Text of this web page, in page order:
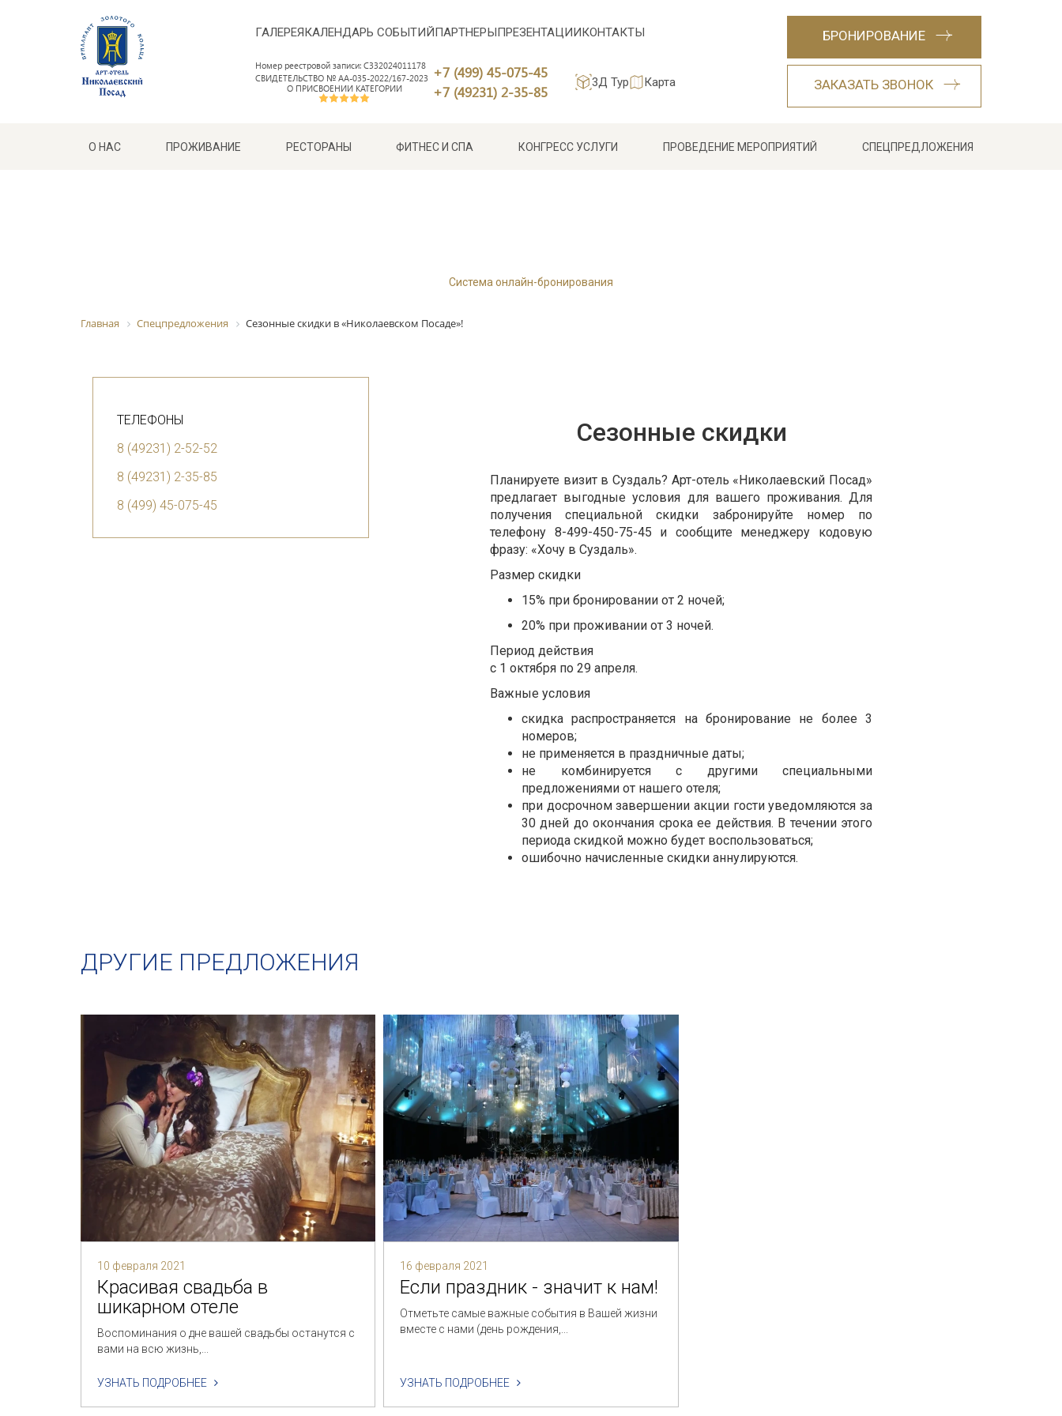
ГАЛЕРЕЯКАЛЕНДАРЬ СОБЫТИЙПАРТНЕРЫПРЕЗЕНТАЦИИКОНТАКТЫ
Номер реестровой записи: С332024011178
СВИДЕТЕЛЬСТВО № АА-035-2022/167-2023
О ПРИСВОЕНИИ КАТЕГОРИИ
+7 (499) 45-075-45
+7 (49231) 2-35-85
3Д Тур Карта
БРОНИРОВАНИЕ
ЗАКАЗАТЬ ЗВОНОК
О НАС ПРОЖИВАНИЕ РЕСТОРАНЫ ФИТНЕС И СПА КОНГРЕСС УСЛУГИ ПРОВЕДЕНИЕ МЕРОПРИЯТИЙ СПЕЦПРЕДЛОЖЕНИЯ
Система онлайн-бронирования
Главная Спецпредложения Сезонные скидки в «Николаевском Посаде»!
ТЕЛЕФОНЫ
8 (49231) 2-52-52
8 (49231) 2-35-85
8 (499) 45-075-45
Сезонные скидки
Планируете визит в Суздаль? Арт-отель «Николаевский Посад»
предлагает выгодные условия для вашего проживания. Для
получения специальной скидки забронируйте номер по
телефону 8-499-450-75-45 и сообщите менеджеру кодовую
фразу: «Хочу в Суздаль».
Размер скидки
15% при бронировании от 2 ночей;
20% при проживании от 3 ночей.
Период действия
с 1 октября по 29 апреля.
Важные условия
скидка распространяется на бронирование не более 3
номеров;
не применяется в праздничные даты;
не комбинируется с другими специальными
предложениями от нашего отеля;
при досрочном завершении акции гости уведомляются за
30 дней до окончания срока ее действия. В течении этого
периода скидкой можно будет воспользоваться;
ошибочно начисленные скидки аннулируются.
ДРУГИЕ ПРЕДЛОЖЕНИЯ
10 февраля 2021
Красивая свадьба в
шикарном отеле
Воспоминания о дне вашей свадьбы останутся с
вами на всю жизнь,...
УЗНАТЬ ПОДРОБНЕЕ
16 февраля 2021
Если праздник - значит к нам!
Отметьте самые важные события в Вашей жизни
вместе с нами (день рождения,...
УЗНАТЬ ПОДРОБНЕЕ